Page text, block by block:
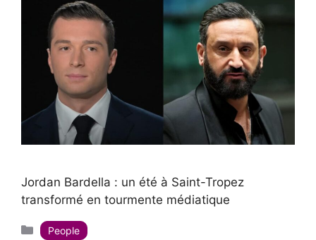
Jordan Bardella : un été à Saint-Tropez
transformé en tourmente médiatique
Catégories
People